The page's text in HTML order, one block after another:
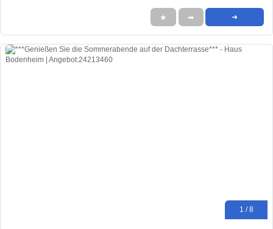
★ ➦ ➜
1 / 8